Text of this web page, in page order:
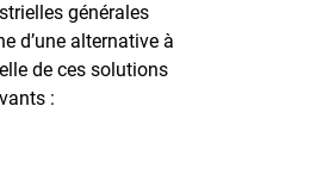
générales
d’une alternative à
de ces solutions
: